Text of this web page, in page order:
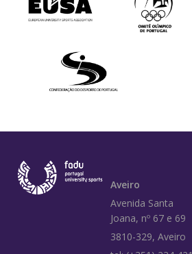
Aveiro
Avenida Santa
Joana, nº 67 e 69
3810-329, Aveiro